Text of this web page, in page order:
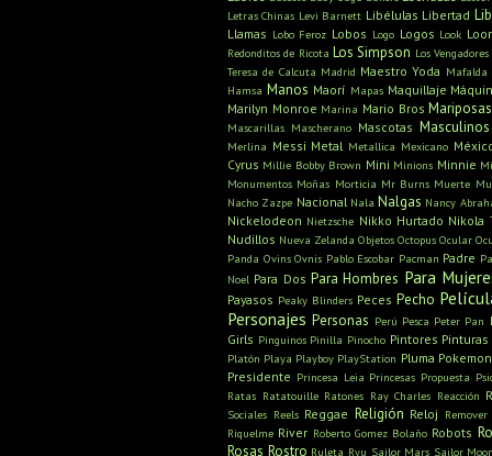
Letras Chinas Levi Barnett Libélulas Libertad
Llamas Lobo Feroz Lobos Logo Logos Look
Redonditos de Ricota Los Simpson Los Vengadores
Teresa de Calcuta Madrid Maestro Yoda Mafalda
Hamsa Manos Maorí Mapas Maquillaje
Marilyn Monroe Marina Mario Bros Mariposas
Mascarillas Mascherano Mascotas Masculinos
Merlina Messi Metal Metallica Mexicano
Cyrus Millie Bobby Brown Mini Minions Minnie
Monumentos Moñas Morticia Mr Burns Muerte
Nacho Zazpe Nacional Nala Nalgas Nancy
Nickelodeon Nietzsche Nikko Hurtado Nikola
Nudillos Nueva Zelanda Objetos Octopus Ocular
Panda Ovins Ovnis Pablo Escobar Pacman Padre
Noel Para Dos Para Hombres Para
Payasos Peaky Blinders Peces Pecho
Personajes Personas Perú Pesca Peter Pan
Girls Pinguinos Pinilla Pinocho Pintores Pinturas
Platón Playa Playboy PlayStation Pluma Pokemon
Presidente Princesa Leia Princesas Propuesta
Ratas Ratatouille Ratones Ray Charles Reacción
Sociales Reels Reggae Religión Reloj Remover
Riquelme River Roberto Gomez Bolaño Robots
Rosas Rostro Ruleta Ryu Sailor Mars Sailor Moon